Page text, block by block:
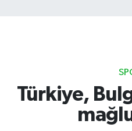
Türkiye,
Diğer
Haber Arşivi